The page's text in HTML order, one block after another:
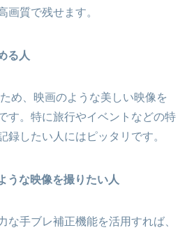
画質で残せます。
る人
め、映画のような美しい映像を
す。特に旅行やイベントなどの特
録したい人にはピッタリです。
うな映像を撮りたい人
な手ブレ補正機能を活用すれば、